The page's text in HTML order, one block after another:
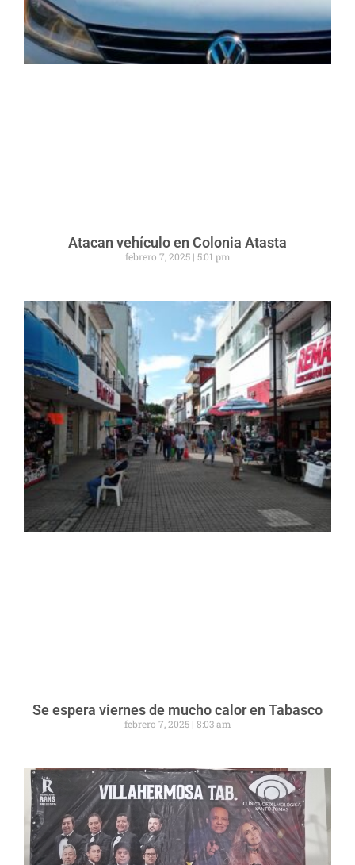
Atacan vehículo en Colonia Atasta
febrero 7, 2025 5:01 pm
Se espera viernes de mucho calor en Tabasco
febrero 7, 2025 8:03 am